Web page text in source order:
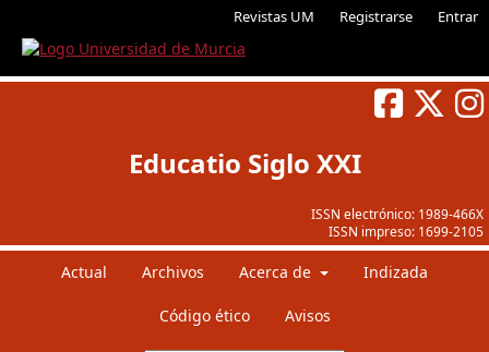
Revistas UM Registrarse Entrar
ISSN electrónico: 1989-466X
ISSN impreso: 1699-2105
Educatio Siglo XXI
Actual Archivos Acerca de Indizada
Código ético Avisos